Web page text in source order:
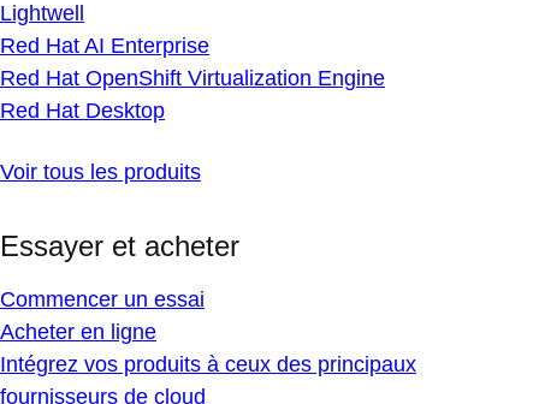
Lightwell
Red Hat AI Enterprise
Red Hat OpenShift Virtualization Engine
Red Hat Desktop
Voir tous les produits
Essayer et acheter
Commencer un essai
Acheter en ligne
Intégrez vos produits à ceux des principaux
fournisseurs de cloud